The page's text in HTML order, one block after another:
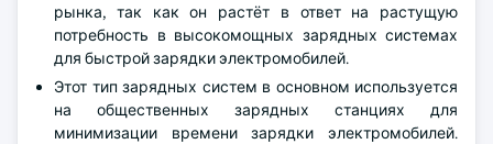
рынка, так как он растёт в ответ на растущую
потребность в высокомощных зарядных системах
для быстрой зарядки электромобилей.
Этот тип зарядных систем в основном используется
на общественных зарядных станциях для
минимизации времени зарядки электромобилей.